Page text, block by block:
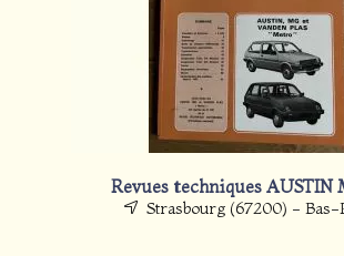
Revues techniques AUSTIN
Strasbourg (67200) - Bas-